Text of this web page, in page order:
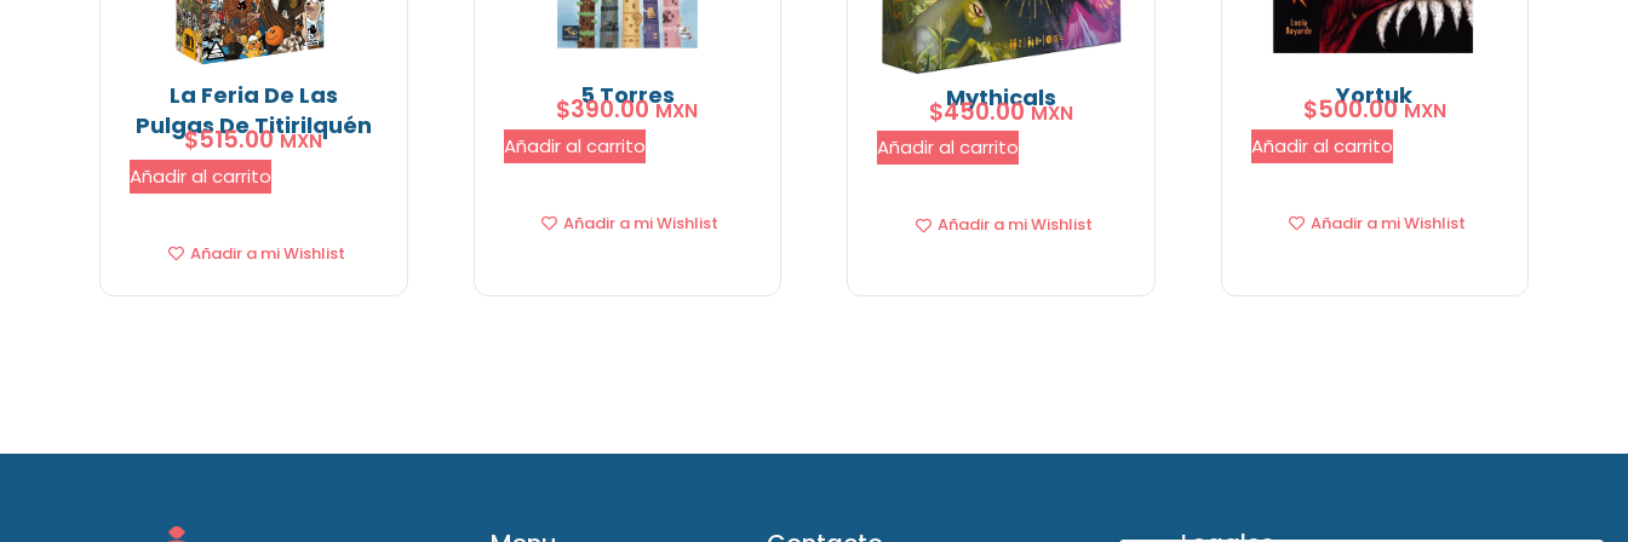
La Feria De Las
Pulgas De Titirilquén
$515.00 MXN
Añadir al carrito
Añadir a mi Wishlist
5 Torres
$390.00 MXN
Añadir al carrito
Añadir a mi Wishlist
Mythicals
$450.00 MXN
Añadir al carrito
Añadir a mi Wishlist
Yortuk
$500.00 MXN
Añadir al carrito
Añadir a mi Wishlist